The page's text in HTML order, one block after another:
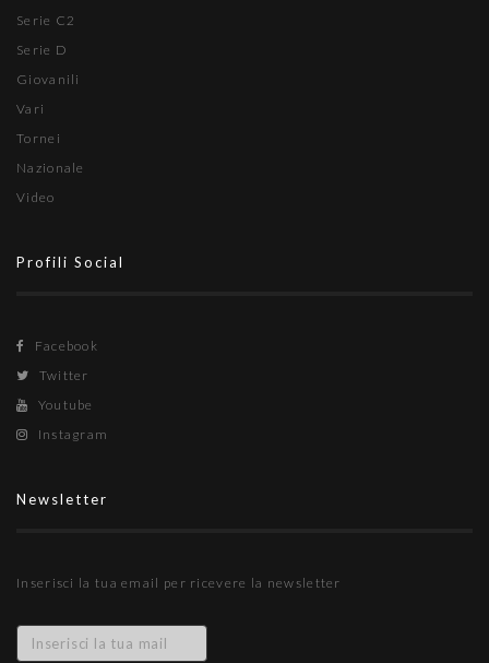
Serie C2
Serie D
Giovanili
Vari
Tornei
Nazionale
Video
Profili Social
Facebook
Twitter
Youtube
Instagram
Newsletter
Inserisci la tua email per ricevere la newsletter